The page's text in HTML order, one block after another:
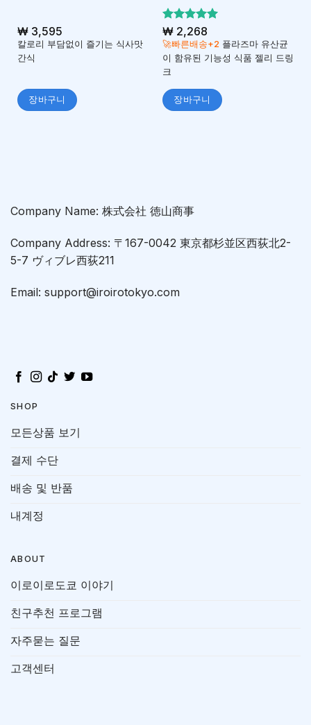
₩3,595
칼로리 부담없이 즐기는 식사맛
간식
장바구니
5 중에서
5로 평가
됨
₩2,268
🚀빠른배송+2플라즈마 유산균
이 함유된 기능성 식품 젤리 드링
크
장바구니
Company Name: 株式会社 徳山商事
Company Address: 〒167-0042 東京都杉並区西荻北2-
5-7 ヴィブレ西荻211
Email: support@iroirotokyo.com
SHOP
모든상품 보기
결제 수단
배송 및 반품
내계정
ABOUT
이로이로도쿄 이야기
친구추천 프로그램
자주묻는 질문
고객센터